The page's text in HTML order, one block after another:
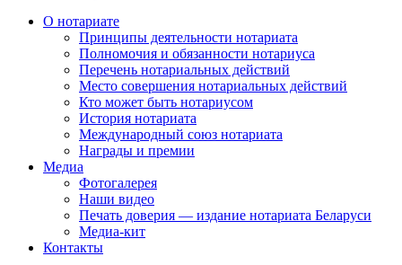
О нотариате
Принципы деятельности нотариата
Полномочия и обязанности нотариуса
Перечень нотариальных действий
Место совершения нотариальных действий
Кто может быть нотариусом
История нотариата
Международный союз нотариата
Награды и премии
Медиа
Фотогалерея
Наши видео
Печать доверия — издание нотариата Беларуси
Медиа-кит
Контакты